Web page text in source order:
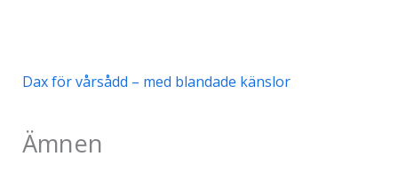
Dax för vårsådd – med blandade känslor
Ämnen